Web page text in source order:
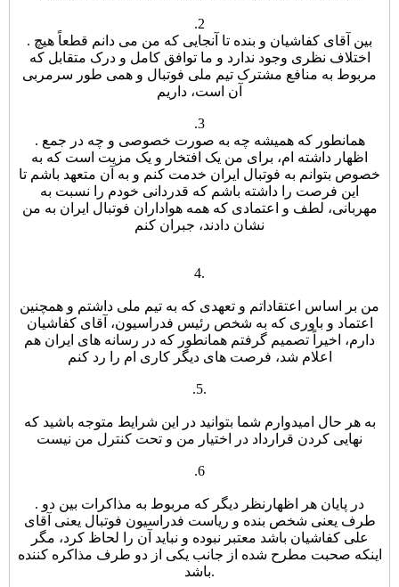
.2
. بین آقای کفاشیان و بنده تا آنجایی که من می دانم قطعاً هیچ
اختلاف نظری وجود ندارد و ما توافق کامل و درک متقابل که
مربوط به منافع مشترک تیم ملی فوتبال و همی طور سرمربی
آن است، داریم
.3
. همانطور که همیشه چه به صورت خصوصی و چه در جمع
اظهار داشته ام، برای من یک افتخار و یک مزیت است که به
خصوص بتوانم به فوتبال ایران خدمت کنم و به آن متعهد باشم تا
این فرصت را داشته باشم که قدردانی خودم را نسبت به
مهربانی، لطف و اعتمادی که همه هواداران فوتبال ایران به من
نشان دادند، جبران کنم
4.
من بر اساس اعتقاداتم و تعهدی که به تیم ملی داشتم و همچنین
اعتماد و باوری که به شخص رئیس فدراسیون، آقای کفاشیان
دارم، اخیراً تصمیم گرفتم همانطور که در رسانه های ایران هم
اعلام شد، فرصت های دیگر کاری ام را رد کنم
.5.
به هر حال امیدوارم شما بتوانید در این شرایط متوجه باشید که
نهایی کردن قرارداد در اختیار من و تحت کنترل من نیست
.6
. در پایان هر اظهارنظر دیگر که مربوط به مذاکرات بین دو
طرف یعنی شخص بنده و ریاست فدراسیون فوتبال یعنی آقای
علی کفاشیان باشد معتبر نبوده و نباید آن را لحاظ کرد، مگر
اینکه صحبت مطرح شده از جانب یکی از دو طرف مذاکره کننده
باشد.